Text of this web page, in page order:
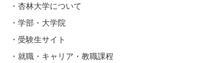
杏林大学について
学部・大学院
受験生サイト
就職・キャリア・教職課程